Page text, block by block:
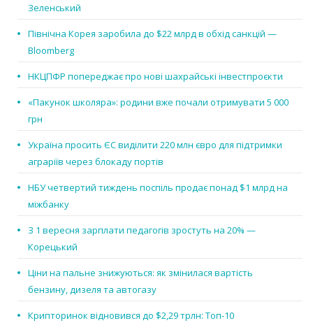
Зеленський
Північна Корея заробила до $22 млрд в обхід санкцій —
Bloomberg
НКЦПФР попереджає про нові шахрайські інвестпроєкти
«Пакунок школяра»: родини вже почали отримувати 5 000
грн
Україна просить ЄС виділити 220 млн євро для підтримки
аграріїв через блокаду портів
НБУ четвертий тиждень поспіль продає понад $1 млрд на
міжбанку
З 1 вересня зарплати педагогів зростуть на 20% —
Корецький
Ціни на пальне знижуються: як змінилася вартість
бензину, дизеля та автогазу
Крипторинок відновився до $2,29 трлн: Топ-10